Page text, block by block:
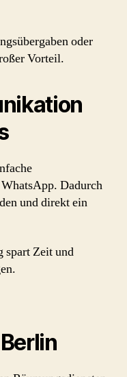
oder
Vorteil.
Dadurch
und direkt ein
Zeit und